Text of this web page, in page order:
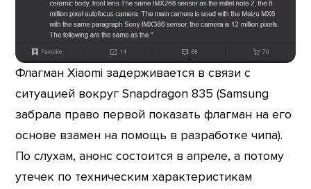
Флагман Xiaomi задерживается в связи с
ситуацией вокруг Snapdragon 835 (Samsung
забрала право первой показать флагман на его
основе взамен на помощь в разработке чипа).
По слухам, анонс состоится в апреле, а потому
утечек по техническим характеристикам